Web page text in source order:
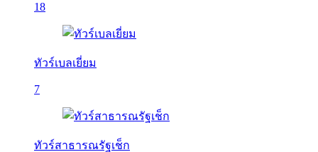
18
ทัวร์เบลเยี่ยม
7
ทัวร์สาธารณรัฐเช็ก